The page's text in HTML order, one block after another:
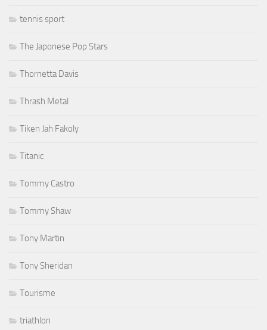
tennis sport
The Japonese Pop Stars
Thornetta Davis
Thrash Metal
Tiken Jah Fakoly
Titanic
Tommy Castro
Tommy Shaw
Tony Martin
Tony Sheridan
Tourisme
triathlon